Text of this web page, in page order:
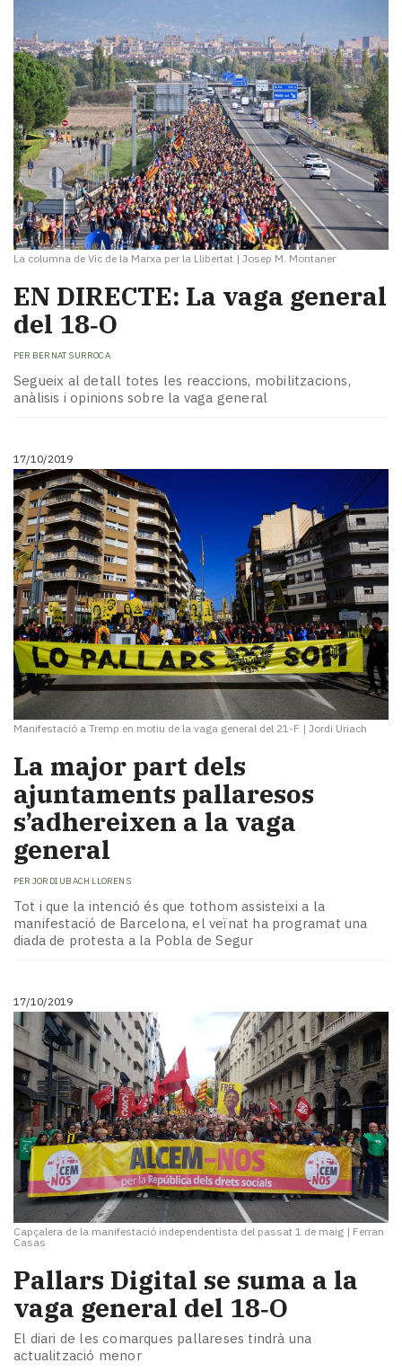
La columna de Vic de la Marxa per la Llibertat | Josep M. Montaner
EN DIRECTE: La vaga general
del 18‑O
PER BERNAT SURROCA
Segueix al detall totes les reaccions, mobilitzacions,
anàlisis i opinions sobre la vaga general
17/10/2019
Manifestació a Tremp en motiu de la vaga general del 21-F | Jordi Uriach
La major part dels
ajuntaments pallaresos
s’adhereixen a la vaga
general
PER JORDI UBACH LLORENS
Tot i que la intenció és que tothom assisteixi a la
manifestació de Barcelona, el veïnat ha programat una
diada de protesta a la Pobla de Segur
17/10/2019
Capçalera de la manifestació independentista del passat 1 de maig | Ferran
Casas
Pallars Digital se suma a la
vaga general del 18‑O
El diari de les comarques pallareses tindrà una
actualització menor